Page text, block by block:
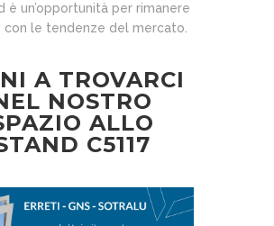
è un’opportunità per rimanere
con le tendenze del mercato.
A TROVARCI
NOSTRO
ALLO
C5117